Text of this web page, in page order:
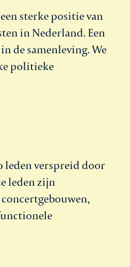
leden
sterke positie van
in Nederland. Een
de samenleving. We
politieke
leden verspreid door
leden zijn